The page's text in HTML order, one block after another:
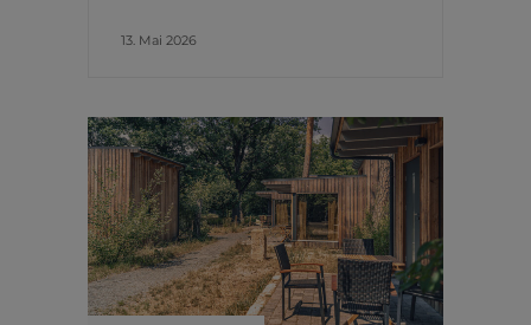
13. Mai 2026